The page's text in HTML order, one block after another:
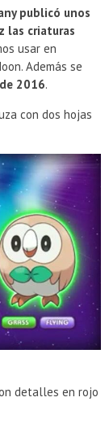
publicó unos
las criaturas
usar en
Además se
2016.
con dos hojas
detalles en rojo